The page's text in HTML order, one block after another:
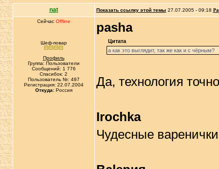
nat Показать ссылку этой темы 27.07.2005 - 09:18
Сейчас Offline
Шеф-повар
Профиль
Группа: Пользователи
Сообщений: 1 776
Спасибок: 2
Пользователь №: 497
Регистрация: 22.07.2004
Откуда:Россия
pasha
Цитата
а как это выглядит, так же как и с чёрным?
Да, технология
Irochka
Чудесные